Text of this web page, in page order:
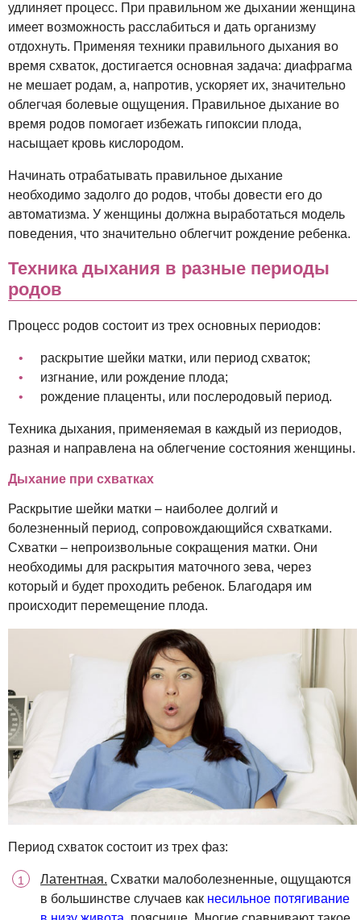
удлиняет процесс. При правильном же дыхании женщина
имеет возможность расслабиться и дать организму
отдохнуть. Применяя техники правильного дыхания во
время схваток, достигается основная задача: диафрагма
не мешает родам, а, напротив, ускоряет их, значительно
облегчая болевые ощущения. Правильное дыхание во
время родов помогает избежать гипоксии плода,
насыщает кровь кислородом.
Начинать отрабатывать правильное дыхание
необходимо задолго до родов, чтобы довести его до
автоматизма. У женщины должна выработаться модель
поведения, что значительно облегчит рождение ребенка.
Техника дыхания в разные периоды
родов
Процесс родов состоит из трех основных периодов:
раскрытие шейки матки, или период схваток;
изгнание, или рождение плода;
рождение плаценты, или послеродовый период.
Техника дыхания, применяемая в каждый из периодов,
разная и направлена на облегчение состояния женщины.
Дыхание при схватках
Раскрытие шейки матки – наиболее долгий и
болезненный период, сопровождающийся схватками.
Схватки – непроизвольные сокращения матки. Они
необходимы для раскрытия маточного зева, через
который и будет проходить ребенок. Благодаря им
происходит перемещение плода.
Период схваток состоит из трех фаз:
Латентная. Схватки малоболезненные, ощущаются
в большинстве случаев как несильное потягивание